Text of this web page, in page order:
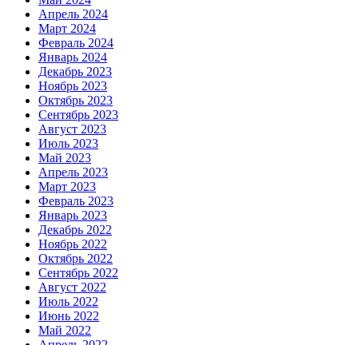
Апрель 2024
Март 2024
Февраль 2024
Январь 2024
Декабрь 2023
Ноябрь 2023
Октябрь 2023
Сентябрь 2023
Август 2023
Июль 2023
Май 2023
Апрель 2023
Март 2023
Февраль 2023
Январь 2023
Декабрь 2022
Ноябрь 2022
Октябрь 2022
Сентябрь 2022
Август 2022
Июль 2022
Июнь 2022
Май 2022